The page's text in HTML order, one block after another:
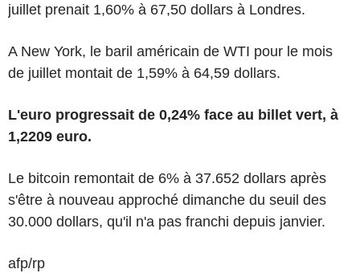
juillet prenait 1,60% à 67,50 dollars à Londres.
A New York, le baril américain de WTI pour le mois
de juillet montait de 1,59% à 64,59 dollars.
L'euro progressait de 0,24% face au billet vert, à
1,2209 euro.
Le bitcoin remontait de 6% à 37.652 dollars après
s'être à nouveau approché dimanche du seuil des
30.000 dollars, qu'il n'a pas franchi depuis janvier.
afp/rp